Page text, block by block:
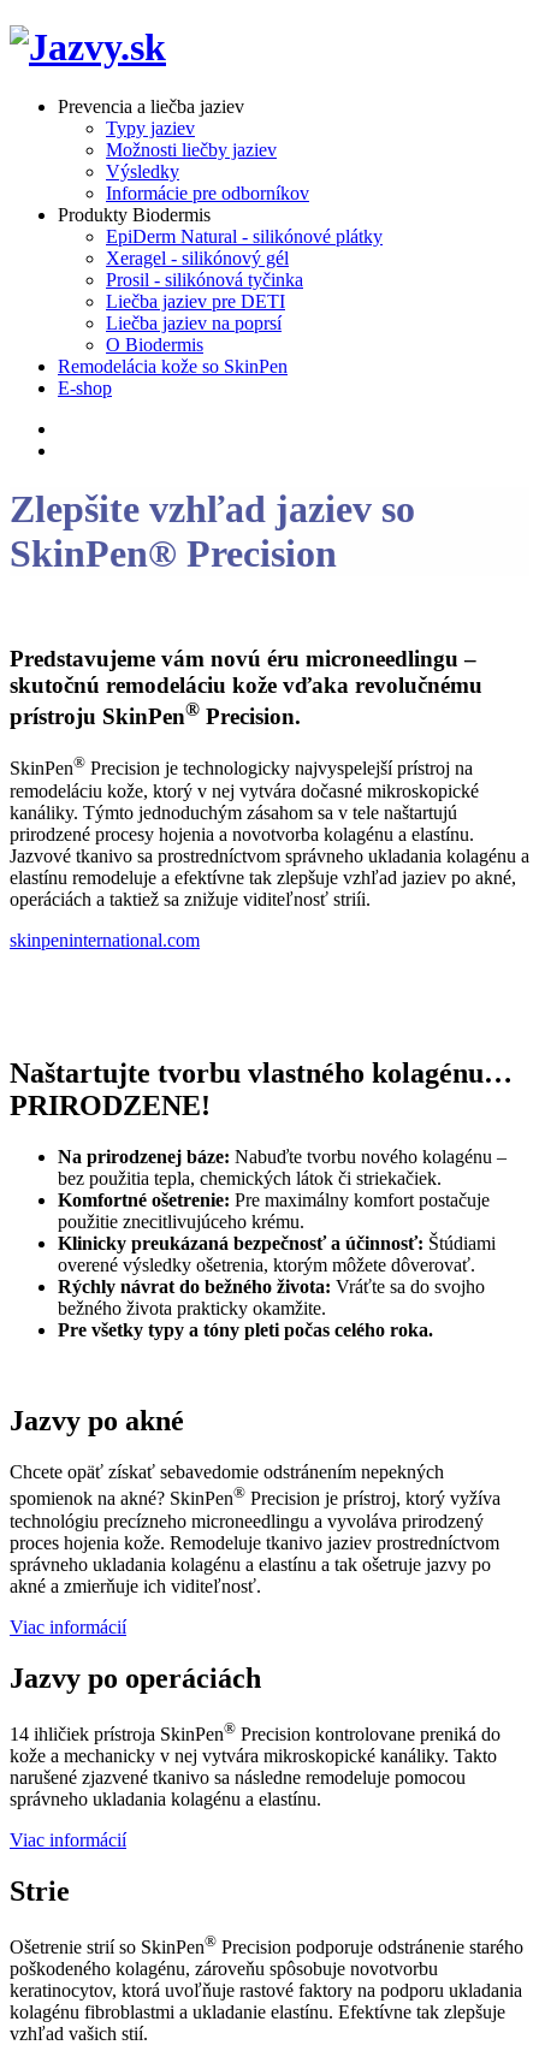
Prevencia a liečba jaziev
Typy jaziev
Možnosti liečby jaziev
Výsledky
Informácie pre odborníkov
Produkty Biodermis
EpiDerm Natural - silikónové plátky
Xeragel - silikónový gél
Prosil - silikónová tyčinka
Liečba jaziev pre DETI
Liečba jaziev na poprsí
O Biodermis
Remodelácia kože so SkinPen
E-shop
Zlepšite vzhľad jaziev so
SkinPen® Precision
Predstavujeme vám novú éru microneedlingu –
skutočnú remodeláciu kože vďaka revolučnému
prístroju SkinPen® Precision.
SkinPen® Precision je technologicky najvyspelejší prístroj na
remodeláciu kože, ktorý v nej vytvára dočasné mikroskopické
kanáliky. Týmto jednoduchým zásahom sa v tele naštartujú
prirodzené procesy hojenia a novotvorba kolagénu a elastínu.
Jazvové tkanivo sa prostredníctvom správneho ukladania kolagénu a
elastínu remodeluje a efektívne tak zlepšuje vzhľad jaziev po akné,
operáciách a taktiež sa znižuje viditeľnosť striíi.
skinpeninternational.com
Naštartujte tvorbu vlastného kolagénu…
PRIRODZENE!
Na prirodzenej báze: Nabuďte tvorbu nového kolagénu –
bez použitia tepla, chemických látok či striekačiek.
Komfortné ošetrenie: Pre maximálny komfort postačuje
použitie znecitlivujúceho krému.
Klinicky preukázaná bezpečnosť a účinnosť: Štúdiami
overené výsledky ošetrenia, ktorým môžete dôverovať.
Rýchly návrat do bežného života: Vráťte sa do svojho
bežného života prakticky okamžite.
Pre všetky typy a tóny pleti počas celého roka.
Jazvy po akné
Chcete opäť získať sebavedomie odstránením nepekných
spomienok na akné? SkinPen® Precision je prístroj, ktorý vyžíva
technológiu precízneho microneedlingu a vyvoláva prirodzený
proces hojenia kože. Remodeluje tkanivo jaziev prostredníctvom
správneho ukladania kolagénu a elastínu a tak ošetruje jazvy po
akné a zmierňuje ich viditeľnosť.
Viac informácií
Jazvy po operáciách
14 ihličiek prístroja SkinPen® Precision kontrolovane preniká do
kože a mechanicky v nej vytvára mikroskopické kanáliky. Takto
narušené zjazvené tkanivo sa následne remodeluje pomocou
správneho ukladania kolagénu a elastínu.
Viac informácií
Strie
Ošetrenie strií so SkinPen® Precision podporuje odstránenie starého
poškodeného kolagénu, zároveňu spôsobuje novotvorbu
keratinocytov, ktorá uvoľňuje rastové faktory na podporu ukladania
kolagénu fibroblastmi a ukladanie elastínu. Efektívne tak zlepšuje
vzhľad vašich stií.